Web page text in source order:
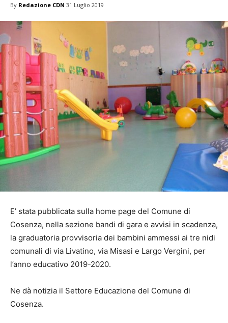
By Redazione CDN 31 Luglio 2019
E’ stata pubblicata sulla home page del Comune di
Cosenza, nella sezione bandi di gara e avvisi in scadenza,
la graduatoria provvisoria dei bambini ammessi ai tre nidi
comunali di via Livatino, via Misasi e Largo Vergini, per
l’anno educativo 2019-2020.
Ne dà notizia il Settore Educazione del Comune di
Cosenza.